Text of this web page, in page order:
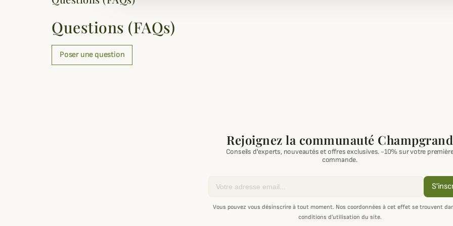
Questions (FAQs)
Poser une question
Rejoignez la communauté Champgrand
Conseils d'experts, nouveautés et offres exclusives. -10% sur votre
commande.
Vous pouvez vous désinscrire à tout moment. Nos coordonnées à cet effet se trouvent
conditions d’utilisation du site.